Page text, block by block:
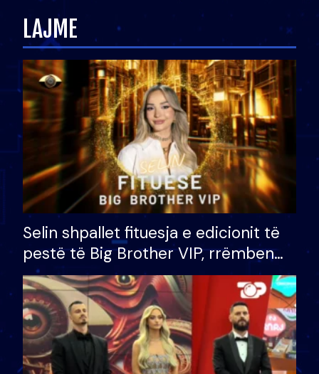
LAJME
Selin shpallet fituesja e edicionit të
pestë të Big Brother VIP, rrëmben
çmimin e madh prej 100 mijë eurosh